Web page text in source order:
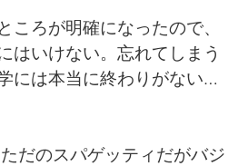
简体中文
Español
ころが明確になったので、
はいけない。忘れてしまう
には本当に終わりがない…
だのスパゲッティだがバジ